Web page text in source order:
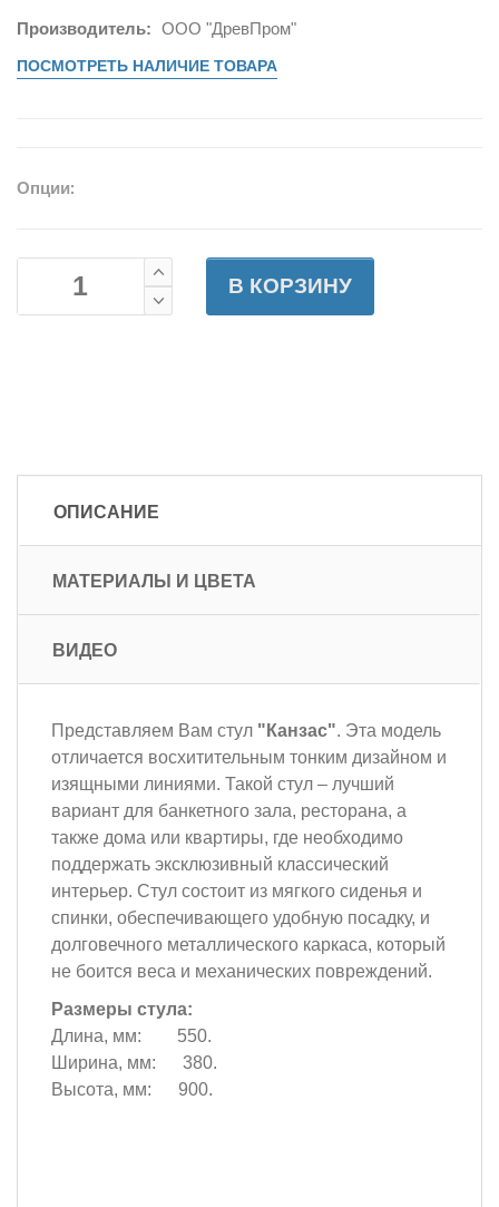
Производитель: ООО "ДревПром"
ПОСМОТРЕТЬ НАЛИЧИЕ ТОВАРА
Опции:
В КОРЗИНУ
ОПИСАНИЕ
МАТЕРИАЛЫ И ЦВЕТА
ВИДЕО
Представляем Вам стул "Канзас". Эта модель
отличается восхитительным тонким дизайном и
изящными линиями. Такой стул – лучший
вариант для банкетного зала, ресторана, а
также дома или квартиры, где необходимо
поддержать эксклюзивный классический
интерьер. Стул состоит из мягкого сиденья и
спинки, обеспечивающего удобную посадку, и
долговечного металлического каркаса, который
не боится веса и механических повреждений.
Размеры стула:
Длина, мм: 550.
Ширина, мм: 380.
Высота, мм: 900.